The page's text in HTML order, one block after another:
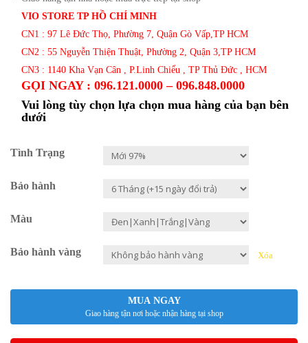
VIO STORE TP HỒ CHÍ MINH
CN1 : 97 Lê Đức Thọ, Phường 7, Quận Gò Vấp,TP HCM
CN2 : 55 Nguyễn Thiện Thuật, Phường 2, Quận 3,TP HCM
CN3 : 1140 Kha Vạn Cân , P.Linh Chiểu , TP Thủ Đức , HCM
GỌI NGAY : 096.121.0000 – 096.848.0000
Vui lòng tùy chọn lựa chọn mua hàng của bạn bên
dưới
Tình Trạng
Bảo hành
Màu
Bảo hành vàng Xóa
MUA NGAY
Giao hàng tận nơi hoặc nhận hàng tại shop